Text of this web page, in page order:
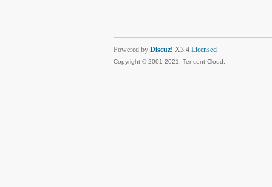
Powered by Discuz! X3.4 Licensed
Copyright © 2001-2021, Tencent Cloud.